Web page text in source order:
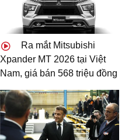
Ra mắt Mitsubishi
Xpander MT 2026 tại Việt
Nam, giá bán 568 triệu đồng